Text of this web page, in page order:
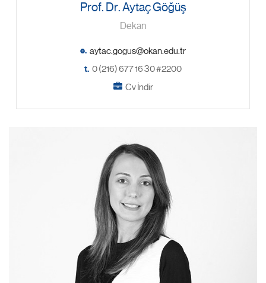
Prof. Dr. Aytaç Göğüş
Dekan
e.
t. 0 (216) 677 16 30 #2200
Cv İndir